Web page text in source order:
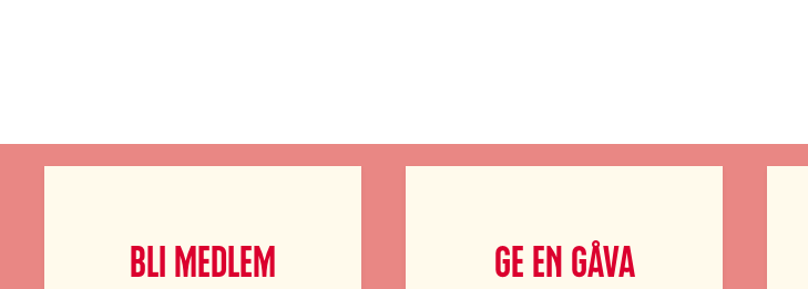
BLI MEDLEM GE EN GÅVA